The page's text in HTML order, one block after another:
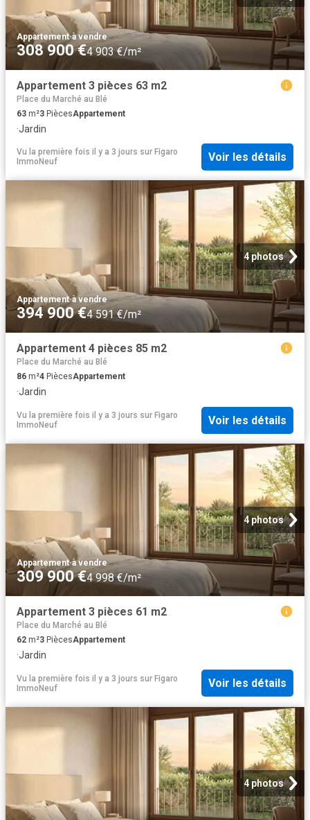
Appartement·à vendre
308 900 €4 903 €/m²
Appartement 3 pièces 63 m2
Place du Marché au Blé
63 m²3 PiècesAppartement
·Jardin
Vu la première fois il y a 3 jours sur Figaro
ImmoNeuf
Voir les détails
4 photos
Appartement·à vendre
394 900 €4 591 €/m²
Appartement 4 pièces 85 m2
Place du Marché au Blé
86 m²4 PiècesAppartement
·Jardin
Vu la première fois il y a 3 jours sur Figaro
ImmoNeuf
Voir les détails
4 photos
Appartement·à vendre
309 900 €4 998 €/m²
Appartement 3 pièces 61 m2
Place du Marché au Blé
62 m²3 PiècesAppartement
·Jardin
Vu la première fois il y a 3 jours sur Figaro
ImmoNeuf
Voir les détails
4 photos